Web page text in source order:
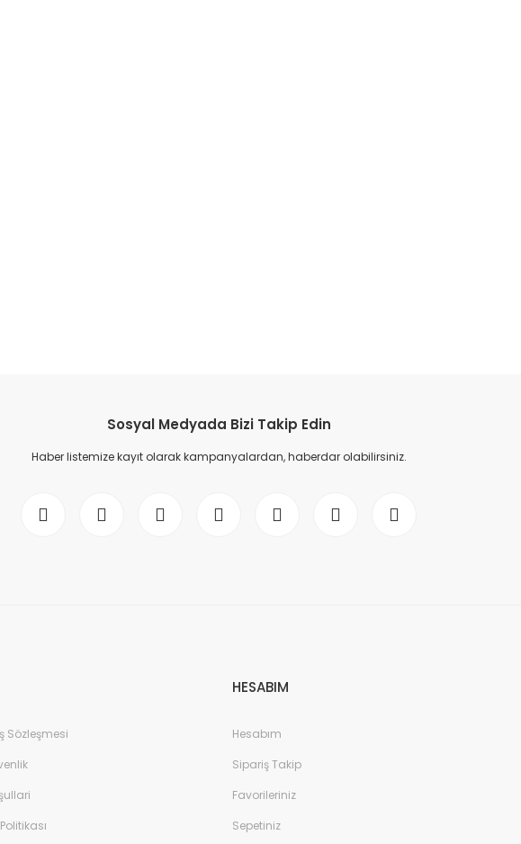
Sosyal Medyada Bizi Takip Edin
Haber listemize kayıt olarak kampanyalardan, haberdar olabilirsiniz.
Sözleşmesi
HESABIM
Hesabım
Sipariş Takip
Favorileriniz
Sepetiniz